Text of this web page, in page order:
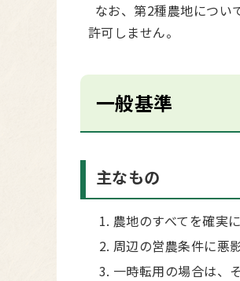
なお、第2種農地につい
許可しません。
一般基準
主なもの
農地のすべてを確実
周辺の営農条件に悪
一時転用の場合は、